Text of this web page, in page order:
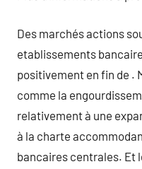
Des marchés actions
etablissements
positivement en fin de .
comme la
relativement à une
à la charte
bancaires centrales. Et